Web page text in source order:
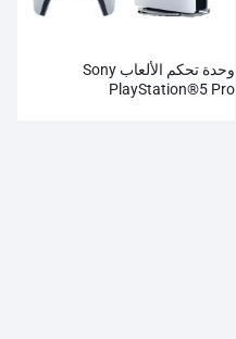
وحدة تحكم الألعاب Sony
PlayStation®5 Pro